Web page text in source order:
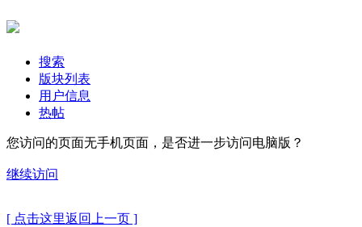
搜索
版块列表
用户信息
热帖
您访问的页面无手机页面，是否进一步访问电脑版？
继续访问
[ 点击这里返回上一页 ]